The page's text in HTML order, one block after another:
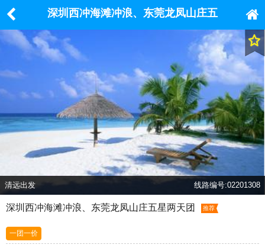
深圳西冲海滩冲浪、东莞龙凤山庄五
清远出发 线路编号:02201308
深圳西冲海滩冲浪、东莞龙凤山庄五星两天团 推荐
一团一价